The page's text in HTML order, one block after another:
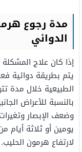
مدة رجوع
الدوائي
إذا كان علاج
يتم بطريقة دوائية
الطبيعية خلال مدة
بالنسبة للأعراض
وضعف الإبصار
يومين أو ثلاثة أيام
لارتفاع هرمون الحليب.